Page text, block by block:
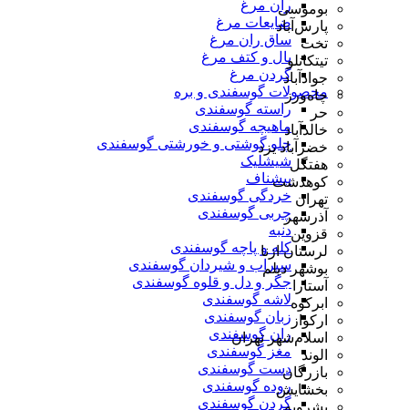
ران مرغ
ضایعات مرغ
ساق ران مرغ
بال و کتف مرغ
گردن مرغ
محصولات گوسفندی و بره
راسته گوسفندی
ماهیچه گوسفندی
چلو گوشتی و خورشتی گوسفندی
شیشلیک
پیشناف
خردگی گوسفندی
چربی گوسفندی
دنبه
کله و پاچه گوسفندی
سیراب و شیردان گوسفندی
جگر و دل و قلوه گوسفندی
لاشه گوسفندی
زبان گوسفندی
ران گوسفندی
مغز گوسفندی
دست گوسفندی
روده گوسفندی
گردن گوسفندی
بوموسی
پارس‌آباد
تخت
تیتکانلو
جوادآباد
چاه‌ورز
حر
خالدآباد
خضرآباد یزد
هفتگل
کوهدشت
تهران
آذرشهر
قزوین
لرستان ازنا
بوشهر دیلم
آستارا
ابرکوه
ارکواز
اسلام‌شهر تهران
الوند
بازرگان
بخشایش